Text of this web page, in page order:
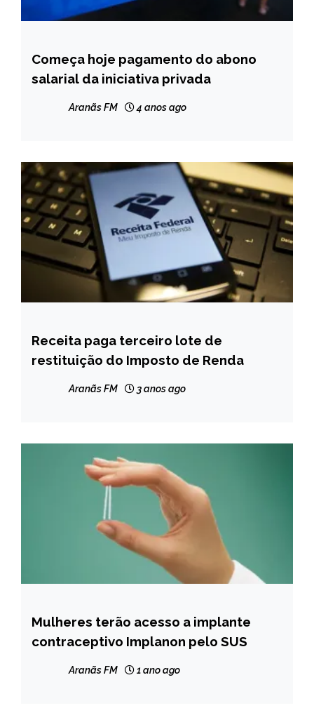
BRASIL
NOTÍCIAS
Começa hoje pagamento do abono
salarial da iniciativa privada
Aranãs FM 4 anos ago
BRASIL
CAPELINHA
Receita paga terceiro lote de
restituição do Imposto de Renda
Aranãs FM 3 anos ago
BRASIL
NOTÍCIAS
Mulheres terão acesso a implante
contraceptivo Implanon pelo SUS
Aranãs FM 1 ano ago